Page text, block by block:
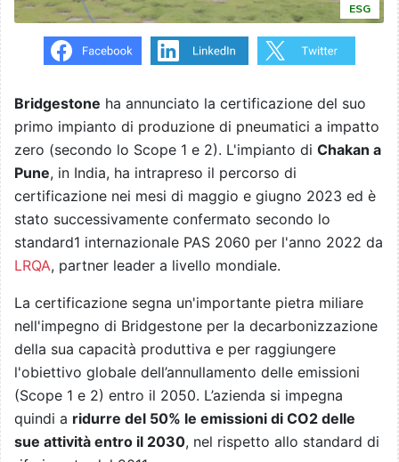
ESG
Bridgestone ha annunciato la certificazione del suo
primo impianto di produzione di pneumatici a impatto
zero (secondo lo Scope 1 e 2). L'impianto di Chakan a
Pune, in India, ha intrapreso il percorso di
certificazione nei mesi di maggio e giugno 2023 ed è
stato successivamente confermato secondo lo
standard1 internazionale PAS 2060 per l'anno 2022 da
LRQA, partner leader a livello mondiale.
La certificazione segna un'importante pietra miliare
nell'impegno di Bridgestone per la decarbonizzazione
della sua capacità produttiva e per raggiungere
l'obiettivo globale dell’annullamento delle emissioni
(Scope 1 e 2) entro il 2050. L’azienda si impegna
quindi a ridurre del 50% le emissioni di CO2 delle
sue attività entro il 2030, nel rispetto allo standard di